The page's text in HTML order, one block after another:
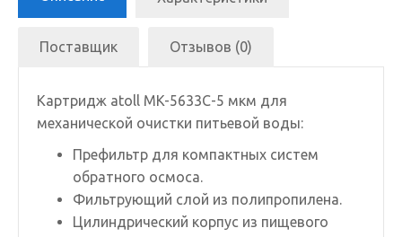
Поставщик Отзывов (0)
Картридж atoll MK-5633C-5 мкм для
механической очистки питьевой воды:
Префильтр для компактных систем
обратного осмоса.
Фильтрующий слой из полипропилена.
Цилиндрический корпус из пищевого